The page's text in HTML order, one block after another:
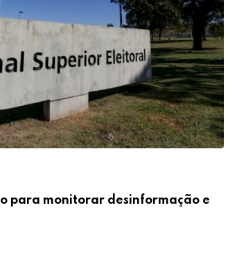
para monitorar desinformação e